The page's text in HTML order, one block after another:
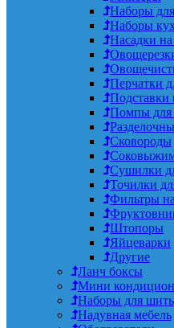
Наборы
Наборы
Насадки на
Перчатки
Подставки
Помпы для
Сковороды
Сушилки
Точилки
Фильтры
Штопоры
Яйцеварки
Другие
Ланч боксы
Мини
Наборы для
Надувная мебель